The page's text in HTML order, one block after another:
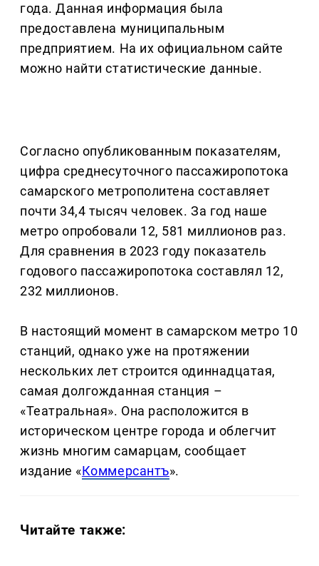
года. Данная информация была
предоставлена муниципальным
предприятием. На их официальном сайте
можно найти статистические данные.
Согласно опубликованным показателям,
цифра среднесуточного пассажиропотока
самарского метрополитена составляет
почти 34,4 тысяч человек. За год наше
метро опробовали 12, 581 миллионов раз.
Для сравнения в 2023 году показатель
годового пассажиропотока составлял 12,
232 миллионов.
В настоящий момент в самарском метро 10
станций, однако уже на протяжении
нескольких лет строится одиннадцатая,
самая долгожданная станция –
«Театральная». Она расположится в
историческом центре города и облегчит
жизнь многим самарцам, сообщает
издание «Коммерсантъ».
Читайте также: